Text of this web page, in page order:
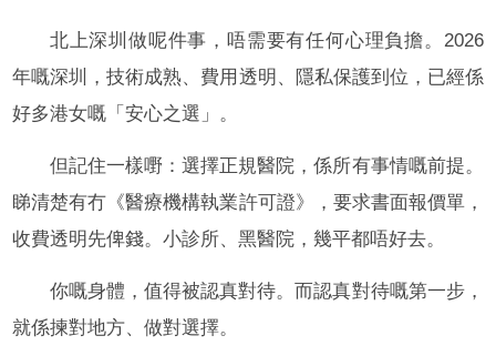
北上深圳做呢件事，唔需要有任何心理負擔。2026
年嘅深圳，技術成熟、費用透明、隱私保護到位，已經係
好多港女嘅「安心之選」。
但記住一樣嘢：選擇正規醫院，係所有事情嘅前提。
睇清楚有冇《醫療機構執業許可證》，要求書面報價單，
收費透明先俾錢。小診所、黑醫院，幾平都唔好去。
你嘅身體，值得被認真對待。而認真對待嘅第一步，
就係揀對地方、做對選擇。